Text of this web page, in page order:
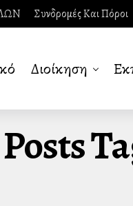
Συνδρομές Και Πόροι
Διοίκηση